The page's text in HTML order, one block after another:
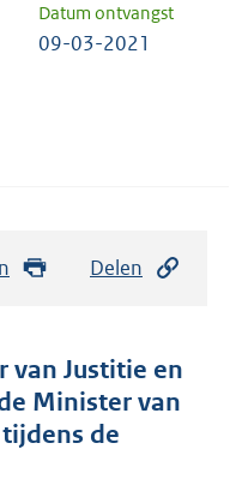
Datum ontvangst
09-03-2021
Delen
van Justitie en
Minister van
de